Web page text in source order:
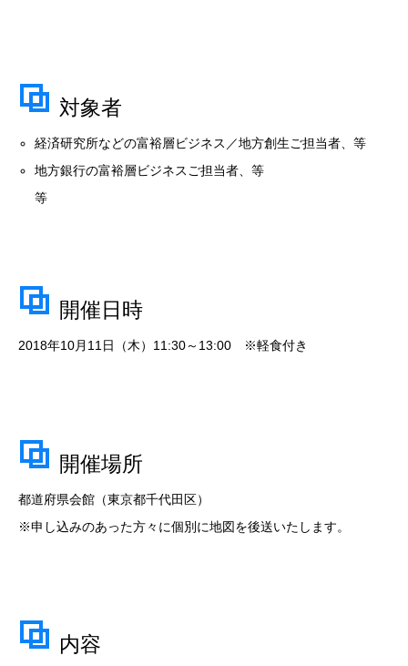
対象者
経済研究所などの富裕層ビジネス／地方創生ご担当者、等
地方銀行の富裕層ビジネスご担当者、等
等
開催日時
2018年10月11日（木）11:30～13:00 ※軽食付き
開催場所
都道府県会館（東京都千代田区）
※申し込みのあった方々に個別に地図を後送いたします。
内容